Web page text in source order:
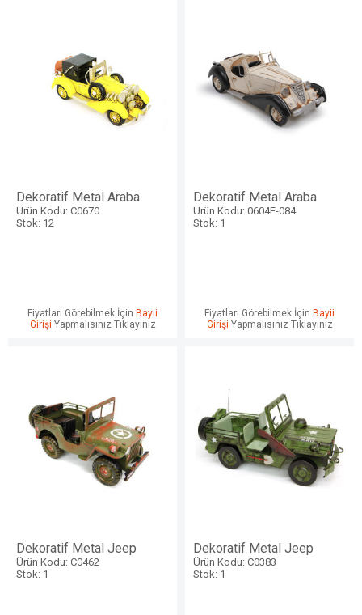
Dekoratif Metal Araba
Ürün Kodu: C0670
Stok: 12
Fiyatları Görebilmek İçin Bayii
Girişi Yapmalısınız Tıklayınız
Dekoratif Metal Araba
Ürün Kodu: 0604E-084
Stok: 1
Fiyatları Görebilmek İçin Bayii
Girişi Yapmalısınız Tıklayınız
Dekoratif Metal Jeep
Ürün Kodu: C0462
Stok: 1
Dekoratif Metal Jeep
Ürün Kodu: C0383
Stok: 1